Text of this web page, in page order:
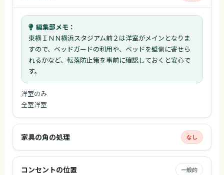
編集部メモ：
東横ＩＮＮ横浜スタジアム前２は洋室がメインとなりま
すので、ベッドガードの利用や、ベッドを壁側に寄せら
れるかなど、転落防止策を事前に確認しておくと安心で
す。
洋室のみ
全室洋室
家具の角の処理 なし
コンセントの位置 一般的